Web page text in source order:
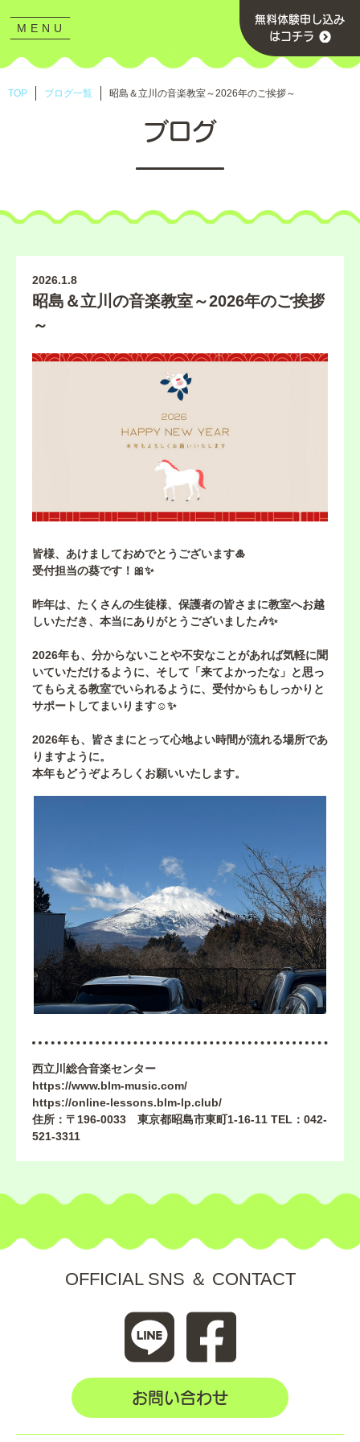
MENU
無料体験申し込み
はコチラ
TOP ブログ一覧 昭島＆立川の音楽教室～2026年のご挨拶～
ブログ
2026.1.8
昭島＆立川の音楽教室～2026年のご挨拶
～
皆様、あけましておめでとうございます🎍
受付担当の葵です！🎀✨
昨年は、たくさんの生徒様、保護者の皆さまに教室へお越
しいただき、本当にありがとうございました🎶✨
2026年も、分からないことや不安なことがあれば気軽に聞
いていただけるように、そして「来てよかったな」と思っ
てもらえる教室でいられるように、受付からもしっかりと
サポートしてまいります☺️✨
2026年も、皆さまにとって心地よい時間が流れる場所であ
りますように。
本年もどうぞよろしくお願いいたします。
西立川総合音楽センター
https://www.blm-music.com/
https://online-lessons.blm-lp.club/
住所：〒196-0033 東京都昭島市東町1-16-11 TEL：042-
521-3311
OFFICIAL SNS ＆ CONTACT
お問い合わせ